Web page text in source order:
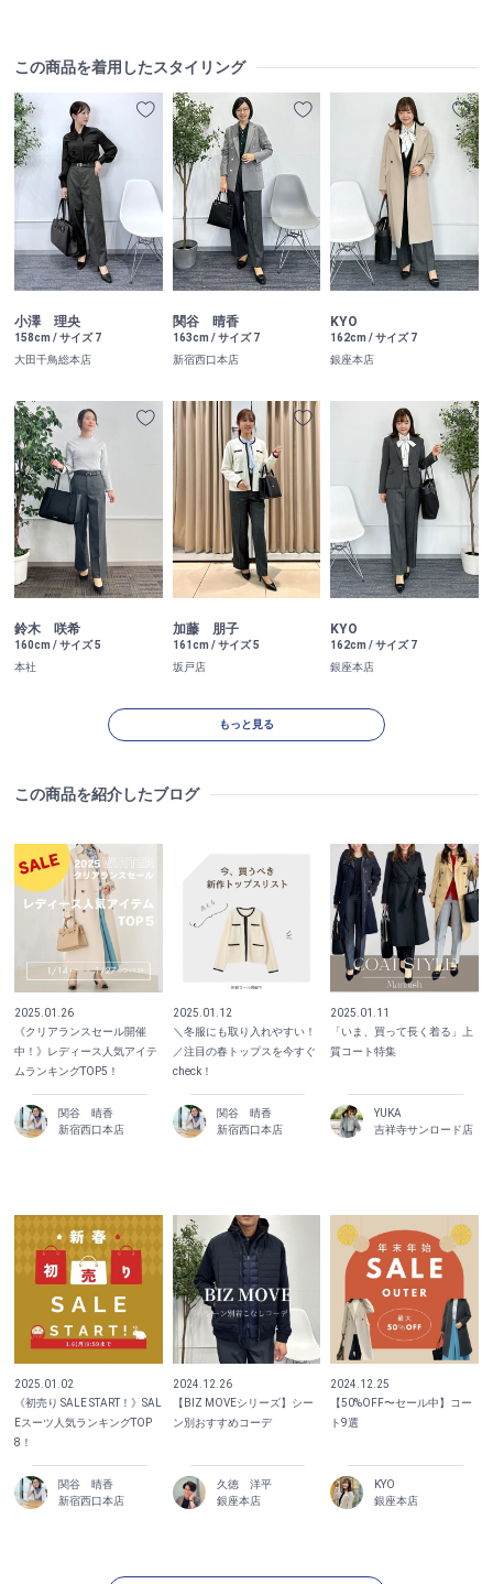
この商品を着用したスタイリング
小澤 理央
158cm / サイズ 7
大田千鳥総本店
関谷 晴香
163cm / サイズ 7
新宿西口本店
KYO
162cm / サイズ 7
銀座本店
鈴木 咲希
160cm / サイズ 5
本社
加藤 朋子
161cm / サイズ 5
坂戸店
KYO
162cm / サイズ 7
銀座本店
もっと見る
この商品を紹介したブログ
2025.01.26
《クリアランスセール開催
中！》レディース人気アイテ
ムランキングTOP5！
関谷 晴香
新宿西口本店
2025.01.12
＼冬服にも取り入れやすい！
／注目の春トップスを今すぐ
check！
関谷 晴香
新宿西口本店
2025.01.11
「いま、買って長く着る」上
質コート特集
YUKA
吉祥寺サンロード店
2025.01.02
《初売り SALE START！》SAL
Eスーツ人気ランキングTOP
8！
関谷 晴香
新宿西口本店
2024.12.26
【BIZ MOVEシリーズ】シー
ン別おすすめコーデ
久徳 洋平
銀座本店
2024.12.25
【50%OFF〜セール中】コー
ト9選
KYO
銀座本店